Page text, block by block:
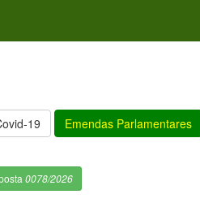
19 Emendas Parlamentares
0078/2026